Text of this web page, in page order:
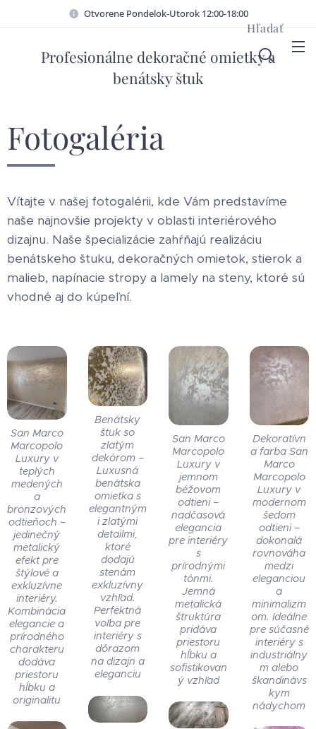
Otvorene Pondelok-Utorok 12:00-18:00
Profesionálne dekoračné omietky a
benátsky štuk
Hľadať
Fotogaléria
Vítajte v našej fotogalérii, kde Vám predstavíme
naše najnovšie projekty v oblasti interiérového
dizajnu. Naše špecializácie zahŕňajú realizáciu
benátskeho štuku, dekoračných omietok, stierok a
malieb, napínacie stropy a lamely na steny, ktoré sú
vhodné aj do kúpeľní.
San Marco
Marcopolo
Luxury v
teplých
medených
a
bronzových
odtieňoch –
jedinečný
metalický
efekt pre
štýlové a
exkluzívne
interiéry.
Kombinácia
elegancie a
prírodného
charakteru
dodáva
priestoru
hĺbku a
originalitu
Benátsky
štuk so
zlatým
dekórom –
Luxusná
benátska
omietka s
elegantným
i zlatými
detailmi,
ktoré
dodajú
stenám
exkluzívny
vzhľad.
Perfektná
voľba pre
interiéry s
dôrazom
na dizajn a
eleganciu
San Marco
Marcopolo
Luxury v
jemnom
béžovom
odtieni –
nadčasová
elegancia
pre interiéry
s
prírodnými
tónmi.
Jemná
metalická
štruktúra
pridáva
priestoru
hĺbku a
sofistikovan
ý vzhľad
Dekoratívn
a farba San
Marco
Marcopolo
Luxury v
modernom
šedom
odtieni –
dokonalá
rovnováha
medzi
eleganciou
a
minimalizm
om. Ideálne
pre súčasné
interiéry s
industriálny
m alebo
škandinávs
kym
nádychom